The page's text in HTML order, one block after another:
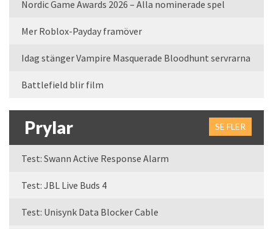
Nordic Game Awards 2026 – Alla nominerade spel
Mer Roblox-Payday framöver
Idag stänger Vampire Masquerade Bloodhunt servrarna
Battlefield blir film
Prylar SE FLER
Test: Swann Active Response Alarm
Test: JBL Live Buds 4
Test: Unisynk Data Blocker Cable